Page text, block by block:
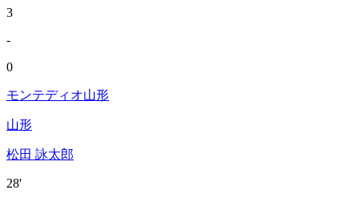
3
-
0
モンテディオ山形
山形
松田 詠太郎
28'